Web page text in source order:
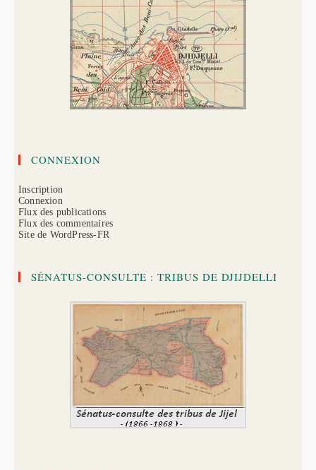
CONNEXION
Inscription
Connexion
Flux des publications
Flux des commentaires
Site de WordPress-FR
SÉNATUS-CONSULTE : TRIBUS DE DJIJDELLI